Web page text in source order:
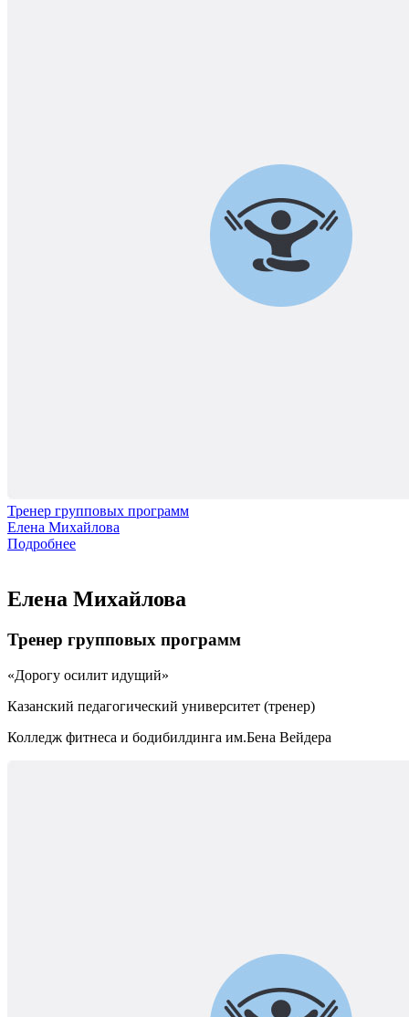
Тренер групповых программ
Елена Михайлова
Подробнее
Елена Михайлова
Тренер групповых программ
Дорогу осилит идущий
Казанский педагогический университет (тренер)
Колледж фитнеса и бодибилдинга им.Бена Вейдера